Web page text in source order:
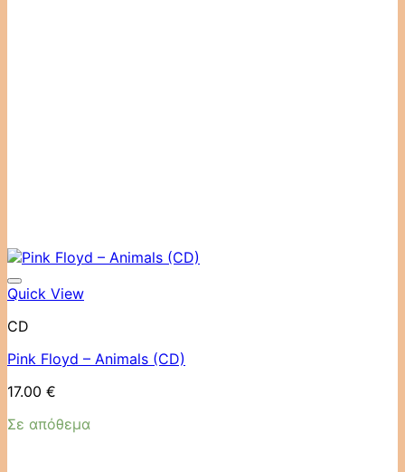
Quick View
CD
Pink Floyd ‎– Animals (CD)
17.00 €
Σε απόθεμα